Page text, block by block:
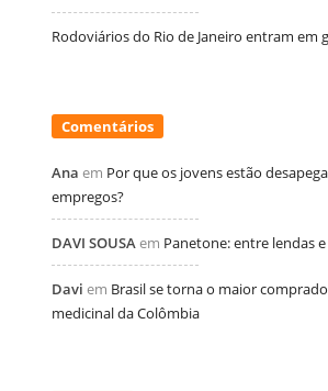
Rodoviários do Rio de Janeiro entram em
Comentários
Ana em Por que os jovens estão
empregos?
DAVI SOUSAem Panetone: entre lendas
Davi em Brasil se torna o maior
medicinal da Colômbia